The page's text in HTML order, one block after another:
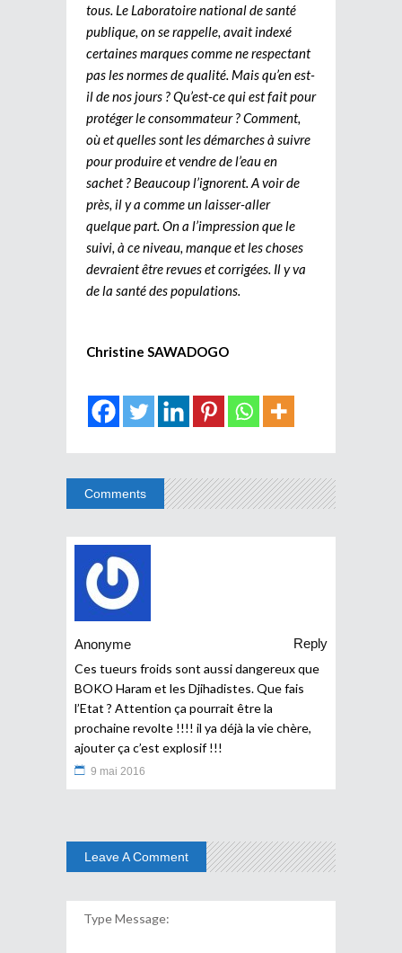
tous. Le Laboratoire national de santé
publique, on se rappelle, avait indexé
certaines marques comme ne respectant
pas les normes de qualité. Mais qu’en est-
il de nos jours ? Qu’est-ce qui est fait pour
protéger le consommateur ? Comment,
où et quelles sont les démarches à suivre
pour produire et vendre de l’eau en
sachet ? Beaucoup l’ignorent. A voir de
près, il y a comme un laisser-aller
quelque part. On a l’impression que le
suivi, à ce niveau, manque et les choses
devraient être revues et corrigées. Il y va
de la santé des populations.
Christine SAWADOGO
Comments
Anonyme
Reply
Ces tueurs froids sont aussi dangereux que
BOKO Haram et les Djihadistes. Que fais
l’Etat ? Attention ça pourrait être la
prochaine revolte !!!! il ya déjà la vie chère,
ajouter ça c’est explosif !!!
9 mai 2016
Leave A Comment